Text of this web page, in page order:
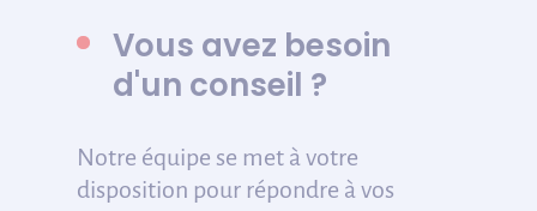
Vous avez besoin
d'un conseil ?
Notre équipe se met à votre
disposition pour répondre à vos